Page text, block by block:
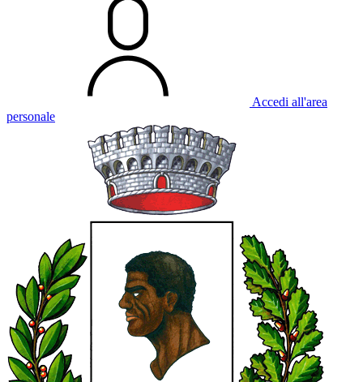
Accedi all'area
personale